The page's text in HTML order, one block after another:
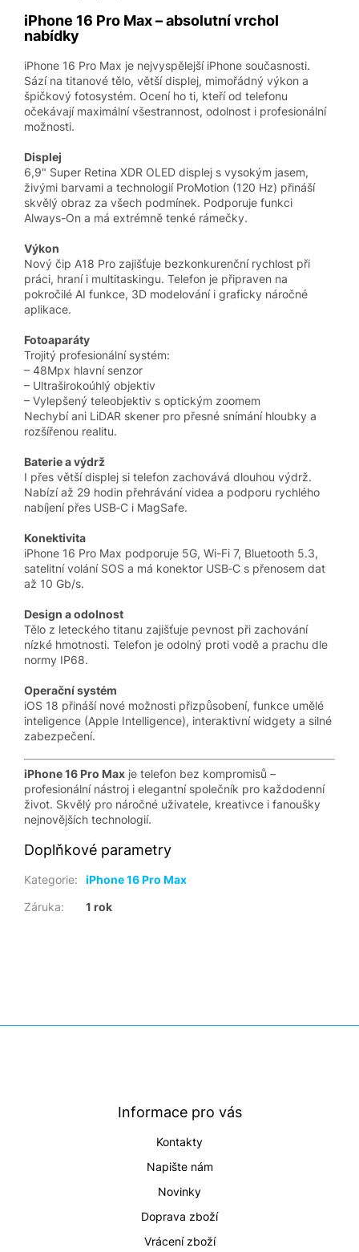
iPhone 16 Pro Max – absolutní vrchol
nabídky
iPhone 16 Pro Max je nejvyspělejší iPhone současnosti.
Sází na titanové tělo, větší displej, mimořádný výkon a
špičkový fotosystém. Ocení ho ti, kteří od telefonu
očekávají maximální všestrannost, odolnost i profesionální
možnosti.
Displej
6,9" Super Retina XDR OLED displej s vysokým jasem,
živými barvami a technologií ProMotion (120 Hz) přináší
skvělý obraz za všech podmínek. Podporuje funkci
Always-On a má extrémně tenké rámečky.
Výkon
Nový čip A18 Pro zajišťuje bezkonkurenční rychlost při
práci, hraní i multitaskingu. Telefon je připraven na
pokročilé AI funkce, 3D modelování i graficky náročné
aplikace.
Fotoaparáty
Trojitý profesionální systém:
– 48Mpx hlavní senzor
– Ultraširokoúhlý objektiv
– Vylepšený teleobjektiv s optickým zoomem
Nechybí ani LiDAR skener pro přesné snímání hloubky a
rozšířenou realitu.
Baterie a výdrž
I přes větší displej si telefon zachovává dlouhou výdrž.
Nabízí až 29 hodin přehrávání videa a podporu rychlého
nabíjení přes USB‑C i MagSafe.
Konektivita
iPhone 16 Pro Max podporuje 5G, Wi-Fi 7, Bluetooth 5.3,
satelitní volání SOS a má konektor USB‑C s přenosem dat
až 10 Gb/s.
Design a odolnost
Tělo z leteckého titanu zajišťuje pevnost při zachování
nízké hmotnosti. Telefon je odolný proti vodě a prachu dle
normy IP68.
Operační systém
iOS 18 přináší nové možnosti přizpůsobení, funkce umělé
inteligence (Apple Intelligence), interaktivní widgety a silné
zabezpečení.
iPhone 16 Pro Max je telefon bez kompromisů –
profesionální nástroj i elegantní společník pro každodenní
život. Skvělý pro náročné uživatele, kreativce i fanoušky
nejnovějších technologií.
Doplňkové parametry
Kategorie:
iPhone 16 Pro Max
Záruka: 1 rok
Informace pro vás
Kontakty
Napište nám
Novinky
Doprava zboží
Vrácení zboží